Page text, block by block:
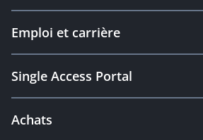
Emploi et carrière
Single Access Portal
Achats